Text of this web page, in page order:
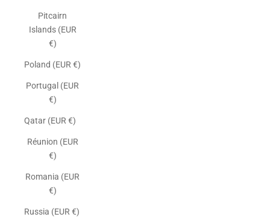
Pitcairn
Islands (EUR
€)
Poland (EUR €)
Portugal (EUR
€)
Qatar (EUR €)
Réunion (EUR
€)
Romania (EUR
€)
Russia (EUR €)